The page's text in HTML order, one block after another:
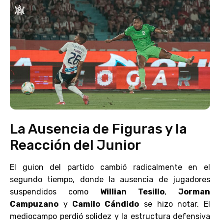
La Ausencia de Figuras y la
Reacción del Junior
El guion del partido cambió radicalmente en el
segundo tiempo, donde la ausencia de jugadores
suspendidos como Willian Tesillo, Jorman
Campuzano y Camilo Cándido se hizo notar. El
mediocampo perdió solidez y la estructura defensiva